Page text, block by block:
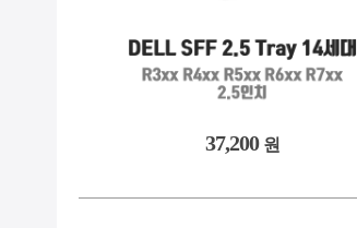
37,200 원